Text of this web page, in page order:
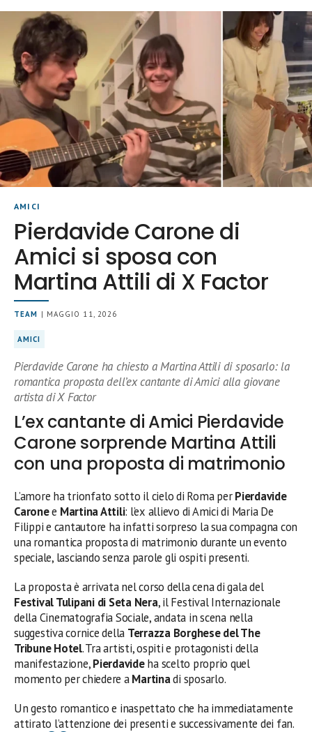
AMICI
Pierdavide Carone di
Amici si sposa con
Martina Attili di X Factor
TEAM | MAGGIO 11, 2026
AMICI
Pierdavide Carone ha chiesto a Martina Attili di sposarlo: la
romantica proposta dell’ex cantante di Amici alla giovane
artista di X Factor
L’ex cantante di Amici Pierdavide
Carone sorprende Martina Attili
con una proposta di matrimonio
L’amore ha trionfato sotto il cielo di Roma perPierdavide
Caronee Martina Attili: l’ex allievo di Amici di Maria De
Filippi e cantautore ha infatti sorpreso la sua compagna con
una romantica proposta di matrimonio durante un evento
speciale, lasciando senza parole gli ospiti presenti.
La proposta è arrivata nel corso della cena di gala del
Festival Tulipani di Seta Nera, il Festival Internazionale
della Cinematografia Sociale, andata in scena nella
suggestiva cornice della Terrazza Borghese del The
Tribune Hotel. Tra artisti, ospiti e protagonisti della
manifestazione,Pierdavideha scelto proprio quel
momento per chiedere aMartinadi sposarlo.
Un gesto romantico e inaspettato che ha immediatamente
attirato l’attenzione dei presenti e successivamente dei fan.